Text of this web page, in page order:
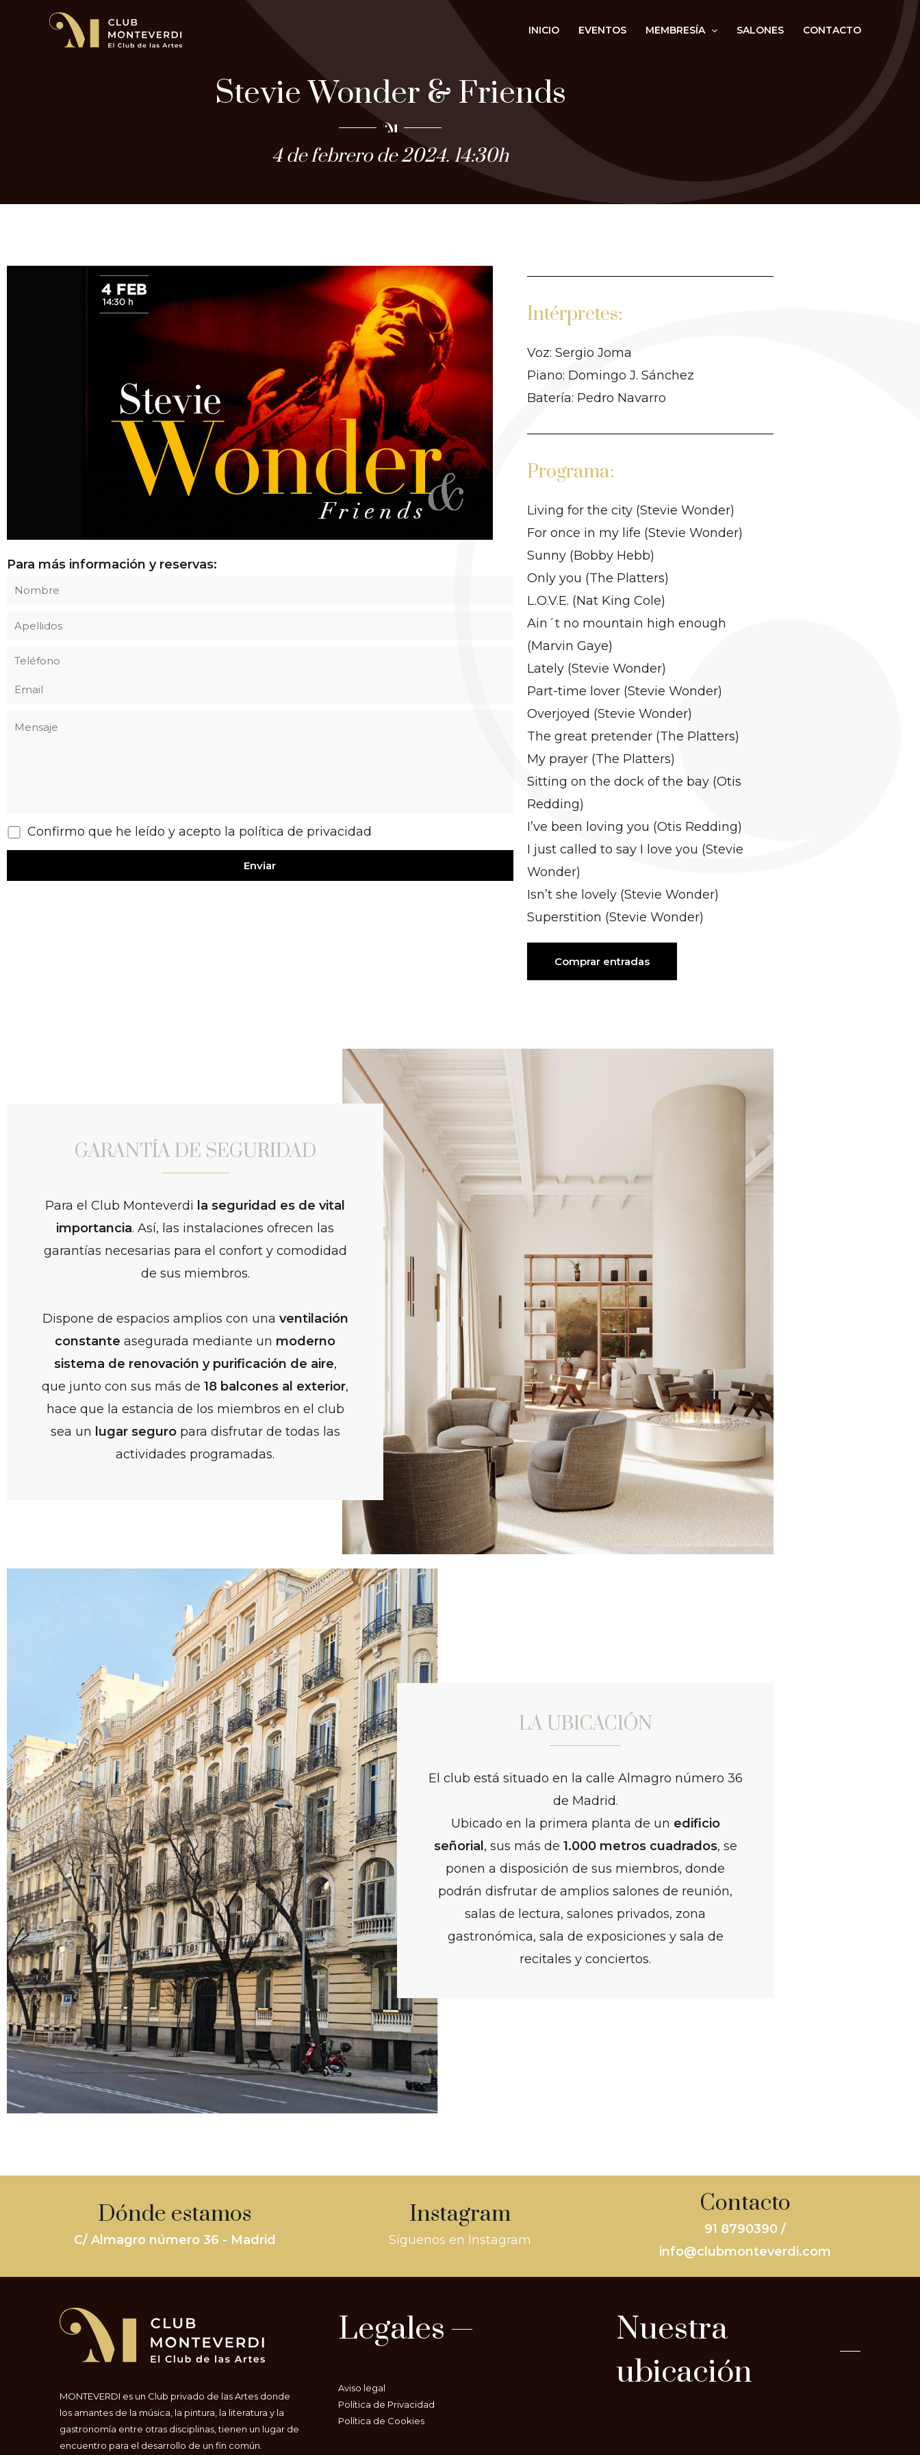
INICIO EVENTOS MEMBRESÍA SALONES CONTACTO
Stevie Wonder & Friends
4 de febrero de 2024. 14:30h
Para más información y reservas:
Confirmo que he leído y acepto la política de privacidad
Intérpretes:
Voz: Sergio Joma
Piano: Domingo J. Sánchez
Batería: Pedro Navarro
Programa:
Living for the city (Stevie Wonder)
For once in my life (Stevie Wonder)
Sunny (Bobby Hebb)
Only you (The Platters)
L.O.V.E. (Nat King Cole)
Ain´t no mountain high enough
(Marvin Gaye)
Lately (Stevie Wonder)
Part-time lover (Stevie Wonder)
Overjoyed (Stevie Wonder)
The great pretender (The Platters)
My prayer (The Platters)
Sitting on the dock of the bay (Otis
Redding)
I’ve been loving you (Otis Redding)
I just called to say I love you (Stevie
Wonder)
Isn’t she lovely (Stevie Wonder)
Superstition (Stevie Wonder)
Comprar entradas
GARANTÍA DE SEGURIDAD
Para el Club Monteverdi la seguridad es de vital
importancia. Así, las instalaciones ofrecen las
garantías necesarias para el confort y comodidad
de sus miembros.
Dispone de espacios amplios con una ventilación
constante asegurada mediante un moderno
sistema de renovación y purificación de aire,
que junto con sus más de 18 balcones al exterior,
hace que la estancia de los miembros en el club
sea un lugar seguropara disfrutar de todas las
actividades programadas.
LA UBICACIÓN
El club está situado en la calle Almagro número 36
de Madrid.
Ubicado en la primera planta de un edificio
señorial , sus más de 1.000 metros cuadrados, se
ponen a disposición de sus miembros, donde
podrán disfrutar de amplios salones de reunión,
salas de lectura, salones privados, zona
gastronómica, sala de exposiciones y sala de
recitales y conciertos.
Dónde estamos
C/ Almagro número 36 - Madrid
Instagram
Síguenos en Instagram
Contacto
91 8790390 /
info@clubmonteverdi.com
MONTEVERDI es un Club privado de las Artes donde
los amantes de la música, la pintura, la literatura y la
gastronomía entre otras disciplinas, tienen un lugar de
encuentro para el desarrollo de un fin común.
Legales
Aviso legal
Política de Privacidad
Política de Cookies
Nuestra
ubicación